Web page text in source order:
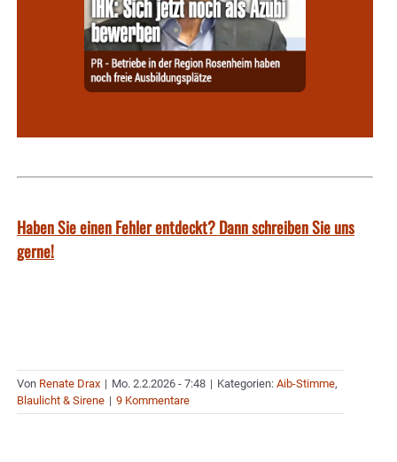
Haben Sie einen Fehler entdeckt? Dann schreiben Sie uns
gerne!
Von Renate Drax | Mo. 2.2.2026 - 7:48 | Kategorien: Aib-Stimme,
Blaulicht & Sirene | 9 Kommentare